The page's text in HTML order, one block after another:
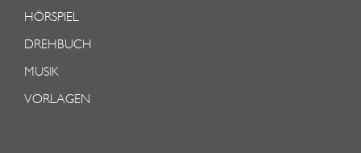
HÖRSPIEL
DREHBUCH
MUSIK
VORLAGEN